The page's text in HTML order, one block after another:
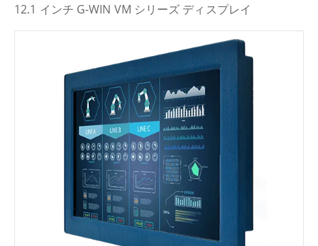
12.1 インチ G-WIN VM シリーズ ディスプレイ